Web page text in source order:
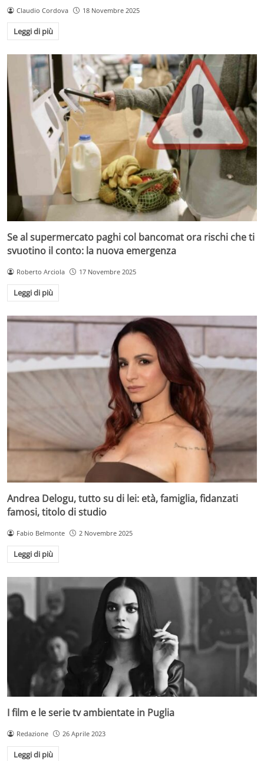
Claudio Cordova 18 Novembre 2025
Leggi di più
Se al supermercato paghi col bancomat ora rischi che ti
svuotino il conto: la nuova emergenza
Roberto Arciola 17 Novembre 2025
Leggi di più
Andrea Delogu, tutto su di lei: età, famiglia, fidanzati
famosi, titolo di studio
Fabio Belmonte 2 Novembre 2025
Leggi di più
I film e le serie tv ambientate in Puglia
Redazione 26 Aprile 2023
Leggi di più